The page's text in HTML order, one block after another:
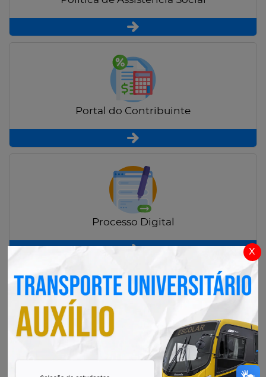
x
Portal do Contribuinte
Processo Digital
Radar Transparência Pública